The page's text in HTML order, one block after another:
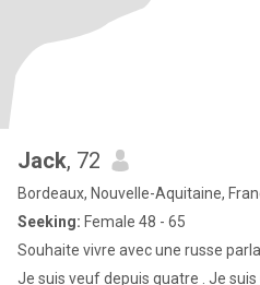
Jack, 72
Bordeaux, Nouvelle-Aquitaine,
Seeking: Female 48 - 65
Souhaite vivre avec une russe
Je suis veuf depuis quatre . Je